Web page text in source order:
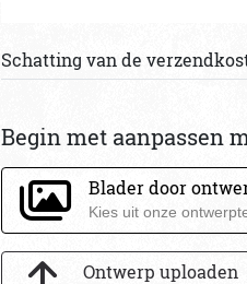
Schatting van de
Begin met aanpassen
Blader door
Kies uit onze
Ontwerp uploaden